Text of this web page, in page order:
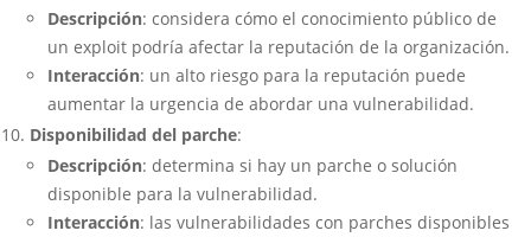
Descripción: considera cómo el conocimiento público de
un exploit podría afectar la reputación de la organización.
Interacción: un alto riesgo para la reputación puede
aumentar la urgencia de abordar una vulnerabilidad.
Disponibilidad del parche:
Descripción: determina si hay un parche o solución
disponible para la vulnerabilidad.
Interacción: las vulnerabilidades con parches disponibles